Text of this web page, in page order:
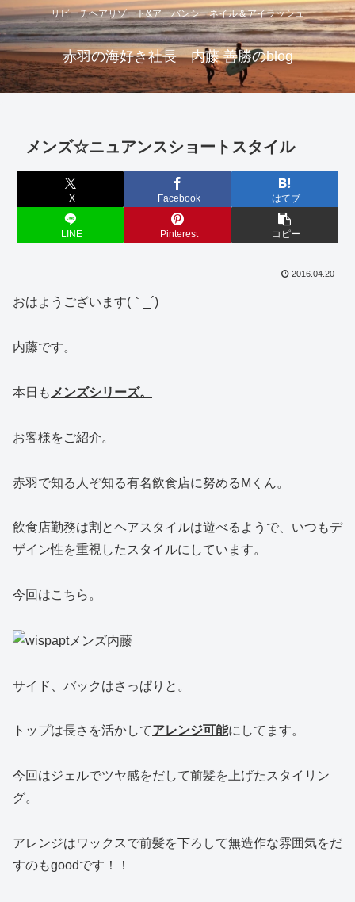
リビーチヘアリゾート&アーバンシーネイル＆アイラッシュ
赤羽の海好き社長 内藤 善勝のblog
メンズ☆ニュアンスショートスタイル
X Facebook はてブ
LINE Pinterest コピー
2016.04.20
おはようございます(｀_´)ゞ
内藤です。
本日も メンズシリーズ。
お客様をご紹介。
赤羽で知る人ぞ知る有名飲食店に努めるMくん。
飲食店勤務は割とヘアスタイルは遊べるようで、いつもデ
ザイン性を重視したスタイルにしています。
今回はこちら。
サイド、バックはさっぱりと。
トップは長さを活かしてアレンジ可能にしてます。
今回はジェルでツヤ感をだして前髪を上げたスタイリン
グ。
アレンジはワックスで前髪を下ろして無造作な雰囲気をだ
すのもgoodです！！